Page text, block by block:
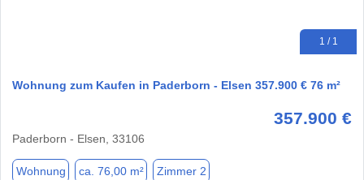
1 / 1
Wohnung zum Kaufen in Paderborn - Elsen 357.900 € 76 m²
357.900 €
Paderborn - Elsen, 33106
Wohnung ca. 76,00 m² Zimmer 2